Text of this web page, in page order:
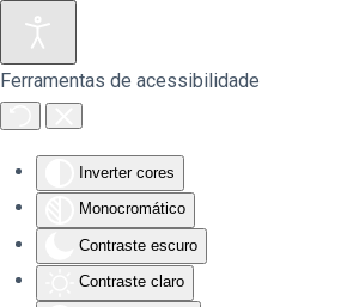
Ferramentas de acessibilidade
Inverter cores
Monocromático
Contraste escuro
Contraste claro
Saltar para o conteúdo principal